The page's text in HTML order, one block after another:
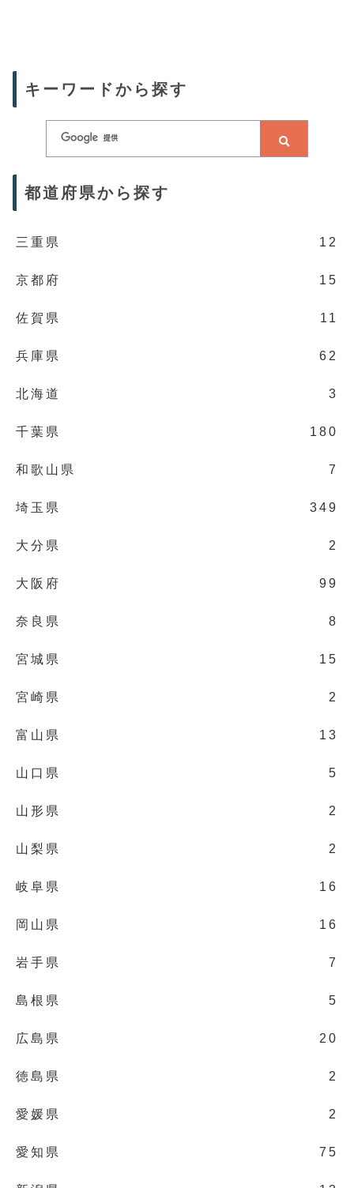
キーワードから探す
都道府県から探す
三重県 12
京都府 15
佐賀県 11
兵庫県 62
北海道 3
千葉県 180
和歌山県 7
埼玉県 349
大分県 2
大阪府 99
奈良県 8
宮城県 15
宮崎県 2
富山県 13
山口県 5
山形県 2
山梨県 2
岐阜県 16
岡山県 16
岩手県 7
島根県 5
広島県 20
徳島県 2
愛媛県 2
愛知県 75